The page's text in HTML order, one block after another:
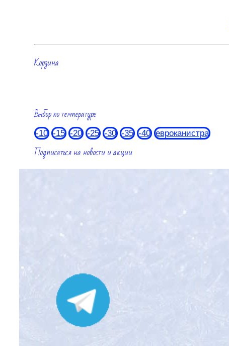
Корзина
Выбор по температуре
-10 -15 -20 -25 -30 -35 -40 евроканистра
Подписаться на новости и акции